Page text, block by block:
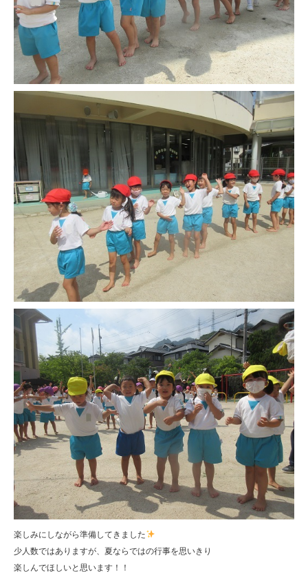
楽しみにしながら準備してきました
少人数ではありますが、夏ならではの行事を思いきり
楽しんでほしいと思います！！